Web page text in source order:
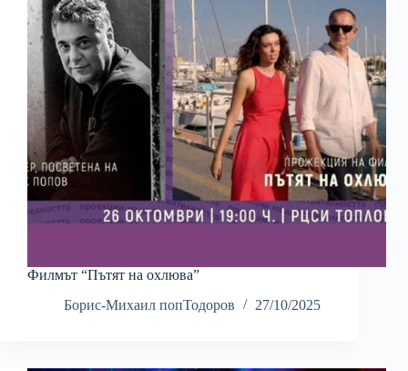
Филмът “Пътят на охлюва”
Борис-Михаил попТодоров
27/10/2025